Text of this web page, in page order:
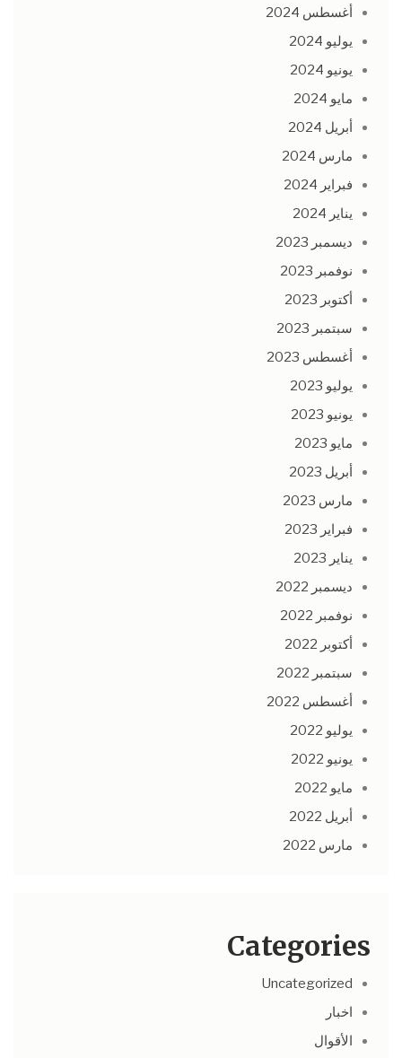
أغسطس 2024
يوليو 2024
يونيو 2024
مايو 2024
أبريل 2024
مارس 2024
فبراير 2024
يناير 2024
ديسمبر 2023
نوفمبر 2023
أكتوبر 2023
سبتمبر 2023
أغسطس 2023
يوليو 2023
يونيو 2023
مايو 2023
أبريل 2023
مارس 2023
فبراير 2023
يناير 2023
ديسمبر 2022
نوفمبر 2022
أكتوبر 2022
سبتمبر 2022
أغسطس 2022
يوليو 2022
يونيو 2022
مايو 2022
أبريل 2022
مارس 2022
Categories
Uncategorized
اخبار
الأقوال